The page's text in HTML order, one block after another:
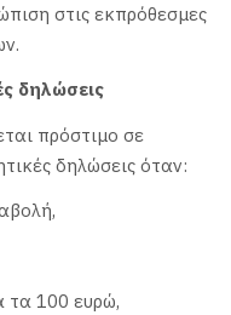
στις εκπρόθεσμες
δηλώσεις
πρόστιμο σε
δηλώσεις όταν:
τα 100 ευρώ,